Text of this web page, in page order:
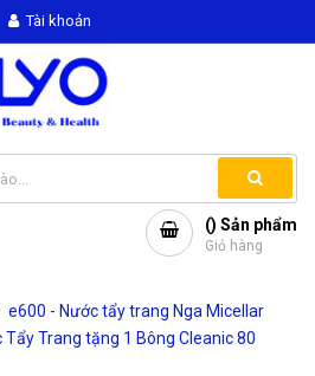
Tài khoản
() Sản phẩm
Giỏ hàng
e600 - Nước tẩy trang Nga Micellar
Trang tặng 1 Bông Cleanic 80